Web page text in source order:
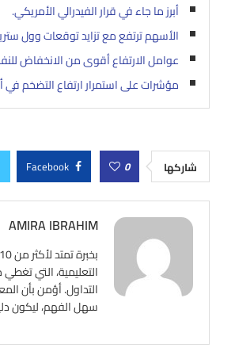
أبرز ما جاء في قرار الفيدرالي الأمريكي.
الأسهم ترتفع مع تزايد توقعات وول
عوامل الارتفاع أقوى من الانخفاض
مؤشرات على استمرار ارتفاع التضخم في
شاركها 0
Facebook
AMIRA IBRAHIM
التعليمية، التي
التداول. أؤمن بأن
سهل الفهم، ليكون